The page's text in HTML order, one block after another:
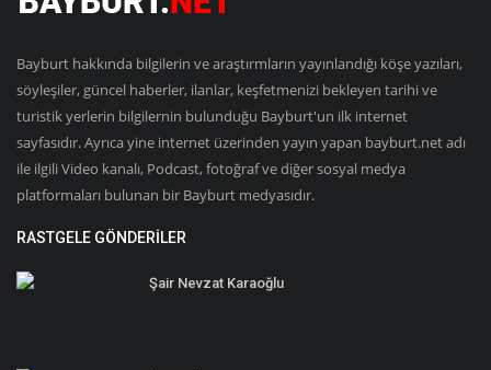
Bayburt hakkında bilgilerin ve araştırmların yayınlandığı köşe yazıları,
söyleşiler, güncel haberler, ilanlar, keşfetmenizi bekleyen tarihi ve
turistik yerlerin bilgilernin bulunduğu Bayburt'un ilk internet
sayfasıdır. Ayrıca yine internet üzerinden yayın yapan bayburt.net adı
ile ilgili Video kanalı, Podcast, fotoğraf ve diğer sosyal medya
platformaları bulunan bir Bayburt medyasıdır.
RASTGELE GÖNDERILER
Şair Nevzat Karaoğlu